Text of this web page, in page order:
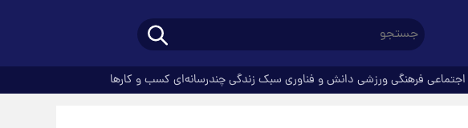
اجتماعی فرهنگیورزشی دانش و فناوری سبک زندگیچندرسانه‌ای کسب و کارها